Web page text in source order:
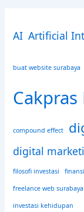
f
:
AI Artificial
buat website surabaya
compound effect
digital
filosofi investasi
freelance web surabaya
investasi kehidupan